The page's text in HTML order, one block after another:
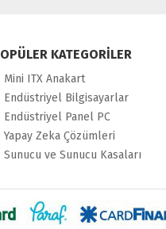
KATEGORİLER
Mini ITX Anakart
Endüstriyel Bilgisayarlar
Endüstriyel Panel PC
Yapay Zeka Çözümleri
Sunucu ve Sunucu Kasaları